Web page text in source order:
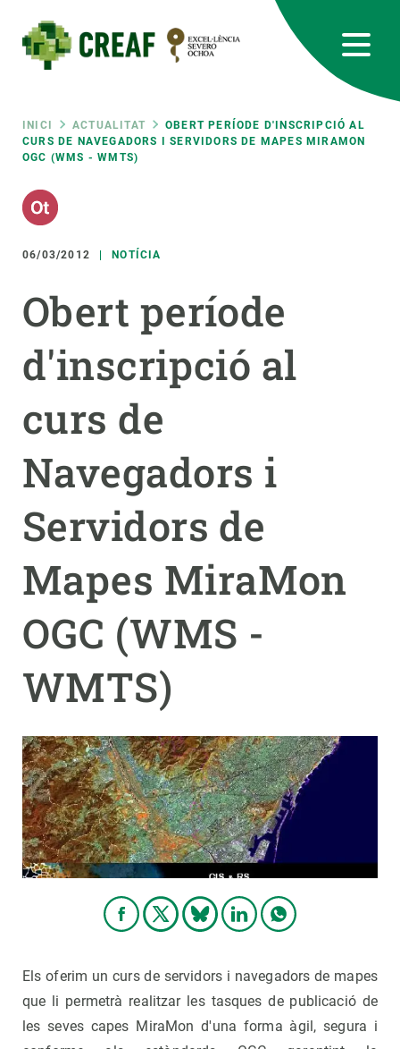
contingut
Fil
d'ariadna
INICI ACTUALITAT
OBERT PERÍODE D'INSCRIPCIÓ AL
CURS DE NAVEGADORS I SERVIDORS DE MAPES MIRAMON
OGC (WMS - WMTS)
06/03/2012 NOTÍCIA
Obert període
d'inscripció al
curs de
Navegadors i
Servidors de
Mapes MiraMon
OGC (WMS -
WMTS)
Els oferim un curs de servidors i navegadors de mapes
que li permetrà realitzar les tasques de publicació de
les seves capes MiraMon d'una forma àgil, segura i
RRSS
Featured
responsive
Responsive
menu
RECERCA
CIÈNCIA EN ACCIÓ
NOTÍCIES I AGENDA